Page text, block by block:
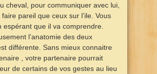
cheval, pour communiquer avec lui,
pareil que ceux sur l’ile. Vous
espérant que il va comprendre.
l’anatomie des deux
différente. Sans mieux connaitre
, votre partenaire pourrait
de certains de vos gestes au lieu